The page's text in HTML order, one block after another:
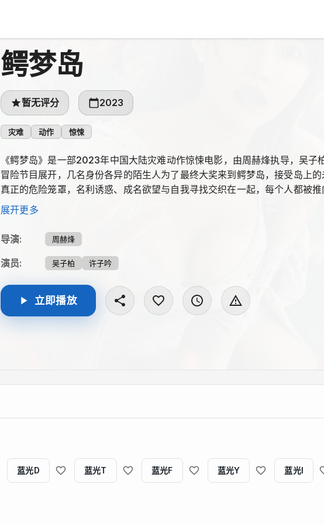
鳄梦岛
暂无评分 2023
灾难 动作 惊悚
《鳄梦岛》是一部2023年中国大陆灾难动作惊悚电影，由周赫烽执导，吴子
冒险节目展开，几名身份各异的陌生人为了最终大奖来到鳄梦岛，接受岛上
真正的危险笼罩，名利诱惑、成名欲望与自我寻找交织在一起，每个人都被
者还隐藏着更复杂、更险恶的目的。
展开更多
导演: 周赫烽
演员: 吴子柏 许子吟
立即播放
蓝光D 蓝光T 蓝光F 蓝光Y 蓝光I